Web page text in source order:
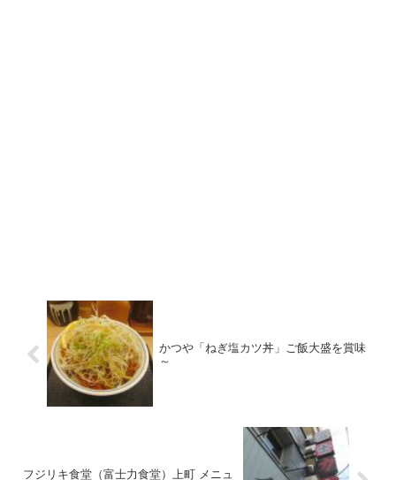
かつや「ねぎ塩カツ丼」ご飯大盛を賞味
～
フジリキ食堂（富士力食堂）上町 メニュ